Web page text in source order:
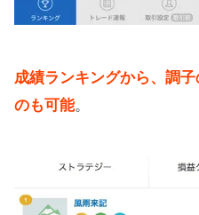
成績ランキングから、調
のも可能。